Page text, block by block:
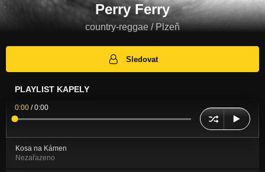
Perry Ferry
country-reggae / Plzeň
Sledovat
PLAYLIST KAPELY
0:00 /0:00
Kosa na Kámen
Nezařazeno